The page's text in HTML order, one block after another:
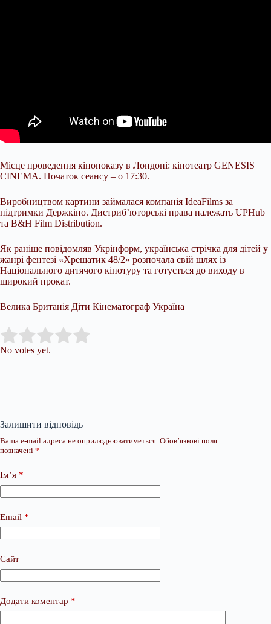
Місце проведення кінопоказу в Лондоні: кінотеатр GENESIS
CINEMA. Початок сеансу – о 17:30.
Виробництвом картини займалася компанія IdeaFilms за
підтримки Держкіно. Дистриб’юторські права належать UPHub
та B&H Film Distribution.
Як раніше повідомляв Укрінформ, українська стрічка для дітей у
жанрі фентезі «Хрещатик 48/2» розпочала свій шлях із
Національного дитячого кінотуру та готується до виходу в
широкий прокат.
Велика Британія Діти Кінематограф Україна
Rate this item:
No votes yet.
Залишити відповідь
Ваша e-mail адреса не оприлюднюватиметься. Обов’язкові поля
позначені *
Ім’я *
Email *
Сайт
Додати коментар *